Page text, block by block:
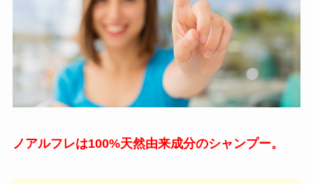
ノアルフレは100%天然由来成分のシャンプー。